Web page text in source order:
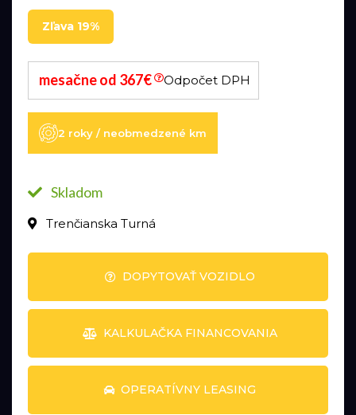
Zľava 19%
mesačne od 367€ Odpočet DPH
2 roky / neobmedzené km
Skladom
Trenčianska Turná
DOPYTOVAŤ VOZIDLO
KALKULAČKA FINANCOVANIA
OPERATÍVNY LEASING